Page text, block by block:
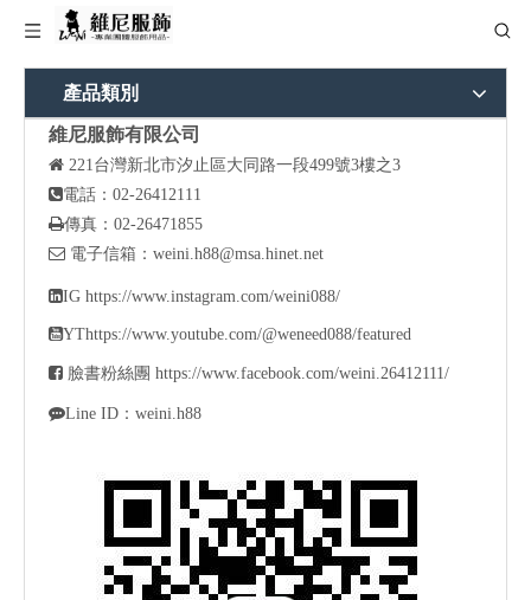
產品類別
維尼服飾有限公司
 221台灣新北市汐止區大同路一段499號3樓之3
電話：02-26412111
傳真：02-26471855
 電子信箱： weini.h88@msa.hinet.net
IG https://www.instagram.com/weini088/
YThttps://www.youtube.com/@weneed088/featured
 臉書粉絲團 https://www.facebook.com/weini.26412111/
Line ID：weini.h88